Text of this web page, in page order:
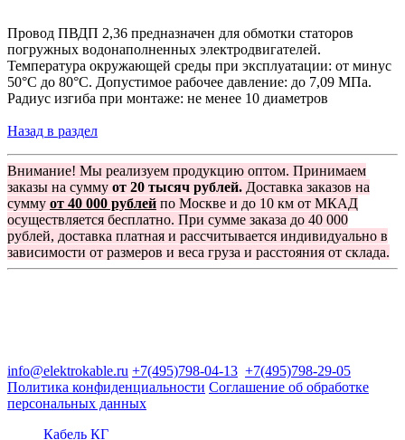
Провод ПВДП 2,36 предназначен для обмотки статоров
погружных водонаполненных электродвигателей.
Температура окружающей среды при эксплуатации: от минус
50°С до 80°С. Допустимое рабочее давление: до 7,09 МПа.
Радиус изгиба при монтаже: не менее 10 диаметров
Назад в раздел
Внимание! Мы реализуем продукцию оптом. Принимаем
заказы на сумму от 20 тысяч рублей. Доставка заказов на
сумму от 40 000 рублей по Москве и до 10 км от МКАД
осуществляется бесплатно. При сумме заказа до 40 000
рублей, доставка платная и рассчитывается индивидуально в
зависимости от размеров и веса груза и расстояния от склада.
info@elektrokable.ru +7(495)798-04-13 +7(495)798-29-05
Политика конфиденциальности Соглашение об обработке
персональных данных
Кабель КГ